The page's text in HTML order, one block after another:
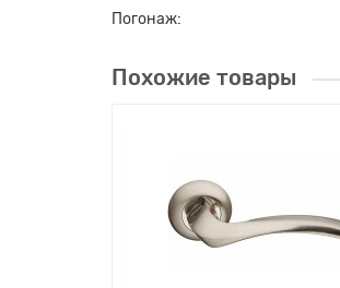
Погонаж:
Похожие товары